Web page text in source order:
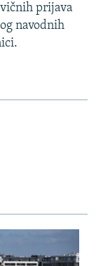
prijava
navodnih